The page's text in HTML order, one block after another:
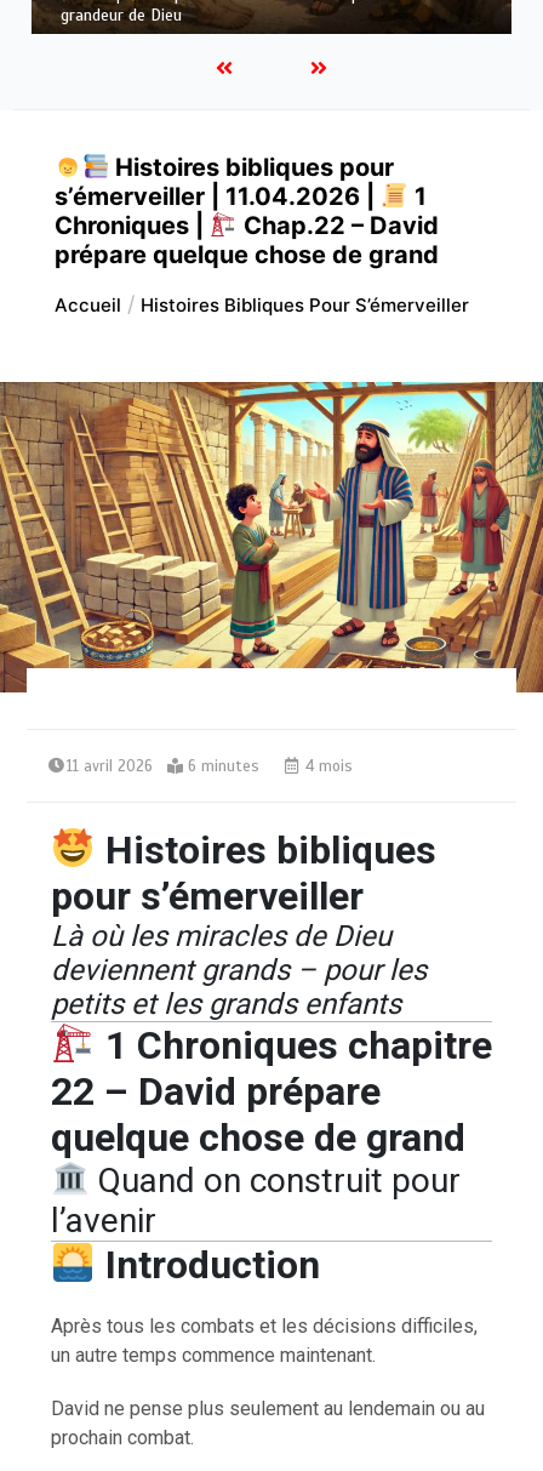
et de la prière
Histoires bibliques pour
s’émerveiller | 11.04.2026 |
1
Chroniques |
Chap.22 – David
prépare quelque chose de grand
Accueil Histoires Bibliques Pour S’émerveiller
11 avril 2026 6 minutes 4 mois
Histoires bibliques
pour s’émerveiller
Là où les miracles de Dieu
deviennent grands – pour les
petits et les grands enfants
1 Chroniques chapitre
22 – David prépare
quelque chose de grand
Quand on construit pour
l’avenir
Introduction
Après tous les combats et les décisions difficiles,
un autre temps commence maintenant.
David ne pense plus seulement au lendemain ou au
prochain combat.